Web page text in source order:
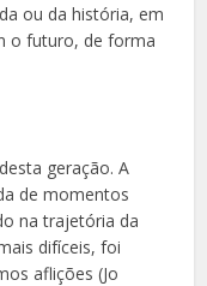
ou da história, em
o futuro, de forma
geração. A
de momentos
na trajetória da
difíceis, foi
aflições (Jo